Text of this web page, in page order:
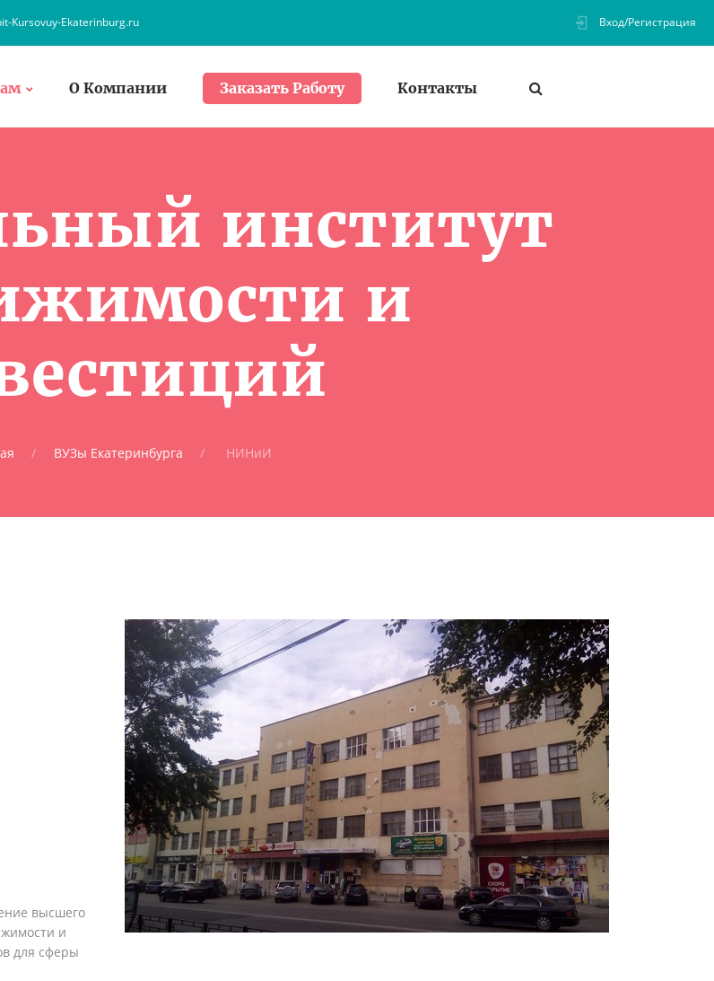
Kursovuy-Ekaterinburg.ru Вход/Регистрация
О Компании Заказать Работу Контакты
институт
и
ВУЗы Екатеринбурга НИНиИ
высшего
и
для сферы